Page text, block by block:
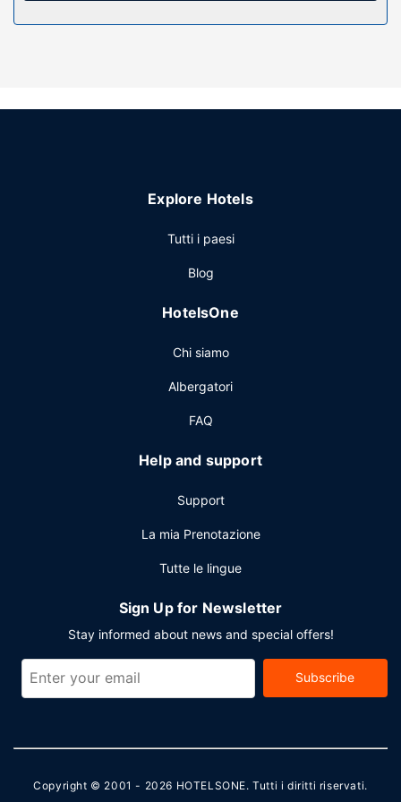
Le opportunità di svago non mancano: avrai a disposizione
distributore automatico. Il un parcheggio gratuito è
Explore Hotels
Tutti i paesi
Blog
HotelsOne
Chi siamo
Albergatori
FAQ
Help and support
Support
La mia Prenotazione
Tutte le lingue
Sign Up for Newsletter
Stay informed about news and special offers!
Subscribe
Copyright © 2001 - 2026 HOTELSONE. Tutti i diritti riservati.